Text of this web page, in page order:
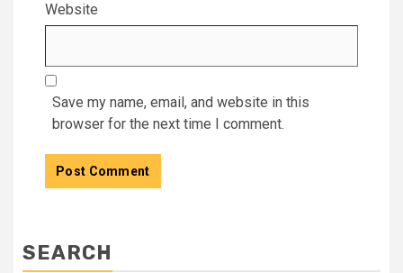
Website
Save my name, email, and website in this
browser for the next time I comment.
SEARCH